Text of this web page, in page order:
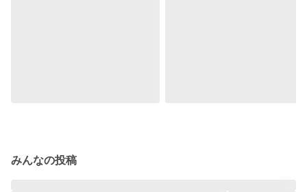
みんなの投稿